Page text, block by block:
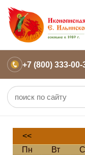
+7 (800) 333-00-
<<
Пн
Вт